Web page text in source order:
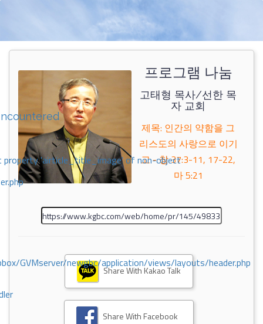
property 'airticle_title_image' of non-object
GVMserver/newgbc/application/views/layouts/header.php
프로그램 나눔
고태형 목사/선한 목
자 교회
제목: 인간의 약함을 그
리스도의 사랑으로 이기
고 - 창 37:3-11, 17-22,
마 5:21
Share With Kakao Talk
Share With Facebook